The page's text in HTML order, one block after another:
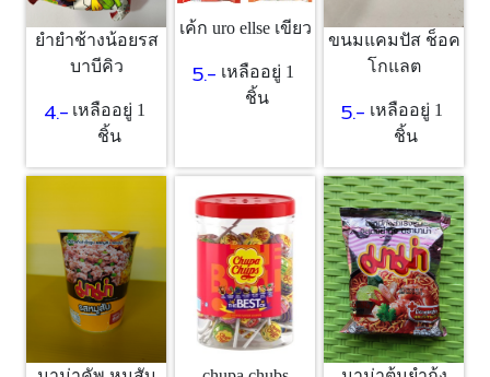
ยำยำช้างน้อยรส
บาบีคิว
4.- เหลืออยู่ 1
ชิ้น
เค้ก uro ellse เขียว
5.- เหลืออยู่ 1
ชิ้น
ขนมแคมปัส ช็อค
โกแลต
5.- เหลืออยู่ 1
ชิ้น